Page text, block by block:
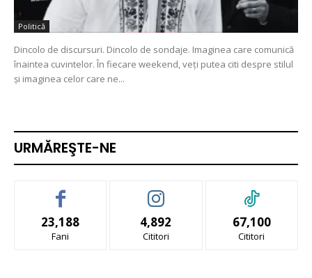
Politică
Dincolo de discursuri. Dincolo de sondaje. Imaginea care comunică
înaintea cuvintelor. În fiecare weekend, veți putea citi despre stilul
și imaginea celor care ne...
URMĂREŞTE-NE
23,188
Fani
4,892
Cititori
67,100
Cititori